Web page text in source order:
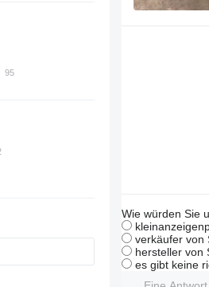
Wie würden Sie
verkäufer von
hersteller von
es gibt keine